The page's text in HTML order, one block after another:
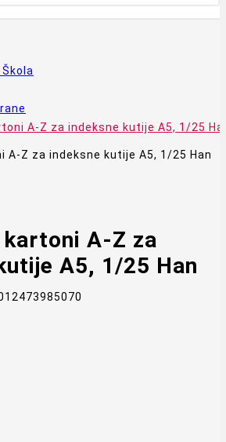
A-Z za indeksne kutije A5, 1/25
A-Z za
A5, 1/25 Han